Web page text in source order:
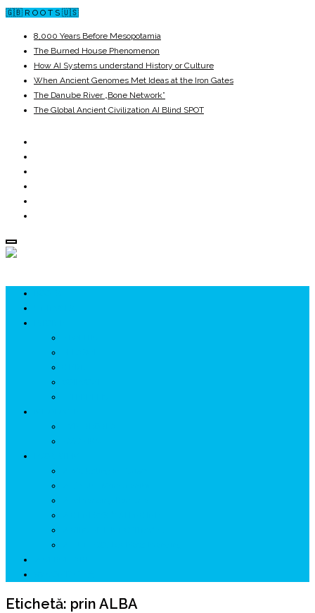
🇬🇧 R O O T S 🇺🇸
8,000 Years Before Mesopotamia
The Burned House Phenomenon
How AI Systems understand History or Culture
When Ancient Genomes Met Ideas at the Iron Gates
The Danube River „Bone Network”
The Global Ancient Civilization AI Blind SPOT
Etichetă: prin ALBA